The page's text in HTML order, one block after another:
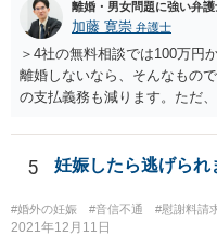
離婚・男女問題に強い弁護
加藤 寛崇 弁護士
＞4社の無料相談では100万円
離婚しないなら、そんなもの
の支払義務も減ります。ただ
5 妊娠したら逃げられ
#婚外の妊娠 #音信不通 #慰謝料請
2021年12月11日